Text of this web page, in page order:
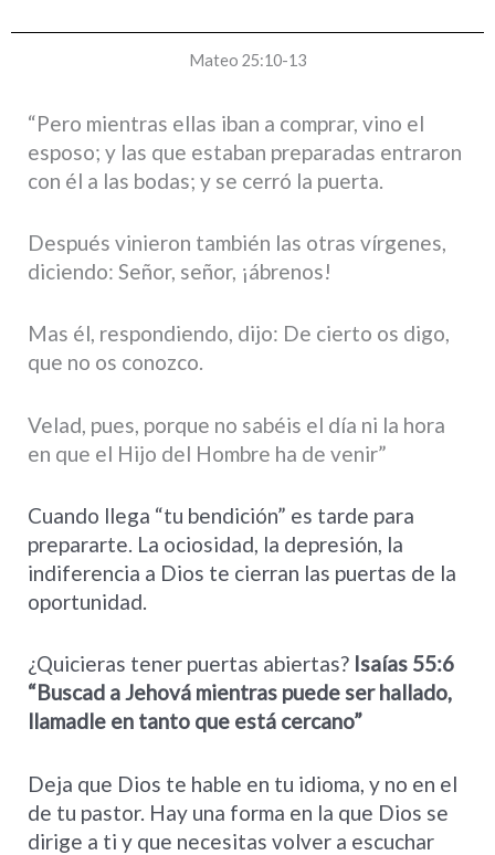
Mateo 25:10-13
“Pero mientras ellas iban a comprar, vino el
esposo; y las que estaban preparadas entraron
con él a las bodas; y se cerró la puerta.
Después vinieron también las otras vírgenes,
diciendo: Señor, señor, ¡ábrenos!
Mas él, respondiendo, dijo: De cierto os digo,
que no os conozco.
Velad, pues, porque no sabéis el día ni la hora
en que el Hijo del Hombre ha de venir”
Cuando llega “tu bendición” es tarde para
prepararte. La ociosidad, la depresión, la
indiferencia a Dios te cierran las puertas de la
oportunidad.
¿Quicieras tener puertas abiertas? Isaías 55:6
“Buscad a Jehová mientras puede ser hallado,
llamadle en tanto que está cercano”
Deja que Dios te hable en tu idioma, y no en el
de tu pastor. Hay una forma en la que Dios se
dirige a ti y que necesitas volver a escuchar